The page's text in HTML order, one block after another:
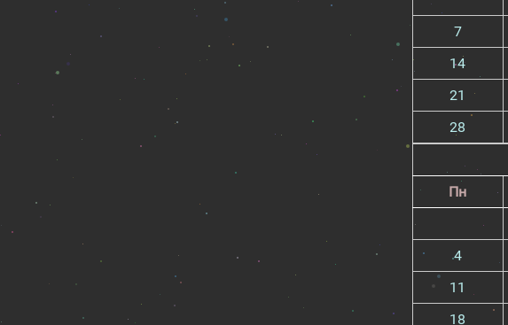
7
14
21
28
Пн
4
11
18